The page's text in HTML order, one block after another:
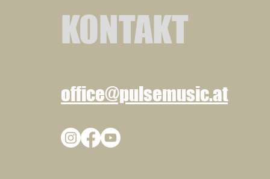
KONTAKT
office@pulsemusic.at